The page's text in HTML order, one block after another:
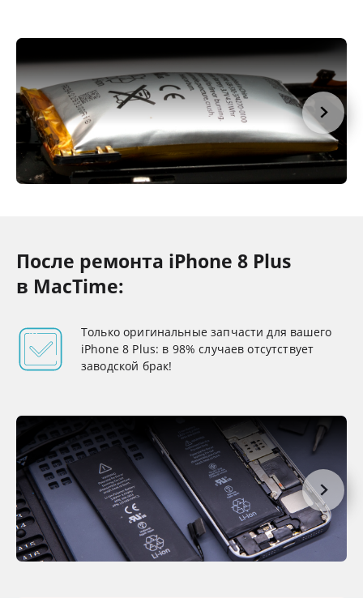
После ремонта iPhone 8 Plus
в MacTime:
Только оригинальные запчасти для вашего
iPhone 8 Plus: в 98% случаев отсутствует
заводской брак!